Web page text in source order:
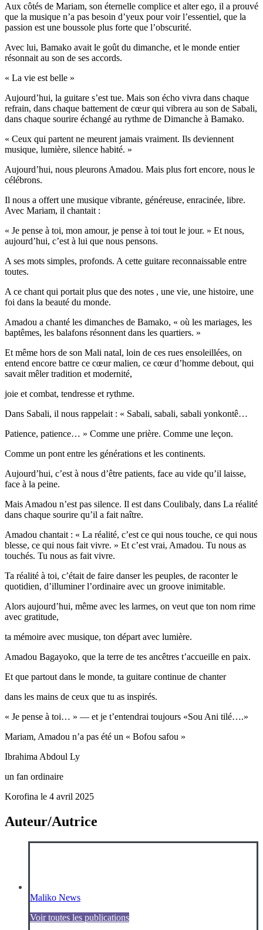
Aux côtés de Mariam, son éternelle complice et alter ego, il a prouvé
que la musique n’a pas besoin d’yeux pour voir l’essentiel, que la
passion est une boussole plus forte que l’obscurité.
Avec lui, Bamako avait le goût du dimanche, et le monde entier
résonnait au son de ses accords.
« La vie est belle »
Aujourd’hui, la guitare s’est tue. Mais son écho vivra dans chaque
refrain, dans chaque battement de cœur qui vibrera au son de Sabali,
dans chaque sourire échangé au rythme de Dimanche à Bamako.
« Ceux qui partent ne meurent jamais vraiment. Ils deviennent
musique, lumière, silence habité. »
Aujourd’hui, nous pleurons Amadou. Mais plus fort encore, nous le
célébrons.
Il nous a offert une musique vibrante, généreuse, enracinée, libre.
Avec Mariam, il chantait :
« Je pense à toi, mon amour, je pense à toi tout le jour. » Et nous,
aujourd’hui, c’est à lui que nous pensons.
A ses mots simples, profonds. A cette guitare reconnaissable entre
toutes.
A ce chant qui portait plus que des notes , une vie, une histoire, une
foi dans la beauté du monde.
Amadou a chanté les dimanches de Bamako, « où les mariages, les
baptêmes, les balafons résonnent dans les quartiers. »
Et même hors de son Mali natal, loin de ces rues ensoleillées, on
entend encore battre ce cœur malien, ce cœur d’homme debout, qui
savait mêler tradition et modernité,
joie et combat, tendresse et rythme.
Dans Sabali, il nous rappelait : « Sabali, sabali, sabali yonkontê…
Patience, patience… » Comme une prière. Comme une leçon.
Comme un pont entre les générations et les continents.
Aujourd’hui, c’est à nous d’être patients, face au vide qu’il laisse,
face à la peine.
Mais Amadou n’est pas silence. Il est dans Coulibaly, dans La réalité
dans chaque sourire qu’il a fait naître.
Amadou chantait : « La réalité, c’est ce qui nous touche, ce qui nous
blesse, ce qui nous fait vivre. » Et c’est vrai, Amadou. Tu nous as
touchés. Tu nous as fait vivre.
Ta réalité à toi, c’était de faire danser les peuples, de raconter le
quotidien, d’illuminer l’ordinaire avec un groove inimitable.
Alors aujourd’hui, même avec les larmes, on veut que ton nom rime
avec gratitude,
ta mémoire avec musique, ton départ avec lumière.
Amadou Bagayoko, que la terre de tes ancêtres t’accueille en paix.
Et que partout dans le monde, ta guitare continue de chanter
dans les mains de ceux que tu as inspirés.
« Je pense à toi… » — et je t’entendrai toujours «Sou Ani tilé….»
Mariam, Amadou n’a pas été un « Bofou safou »
Ibrahima Abdoul Ly
un fan ordinaire
Korofina le 4 avril 2025
Auteur/Autrice
Maliko News
Voir toutes les publications